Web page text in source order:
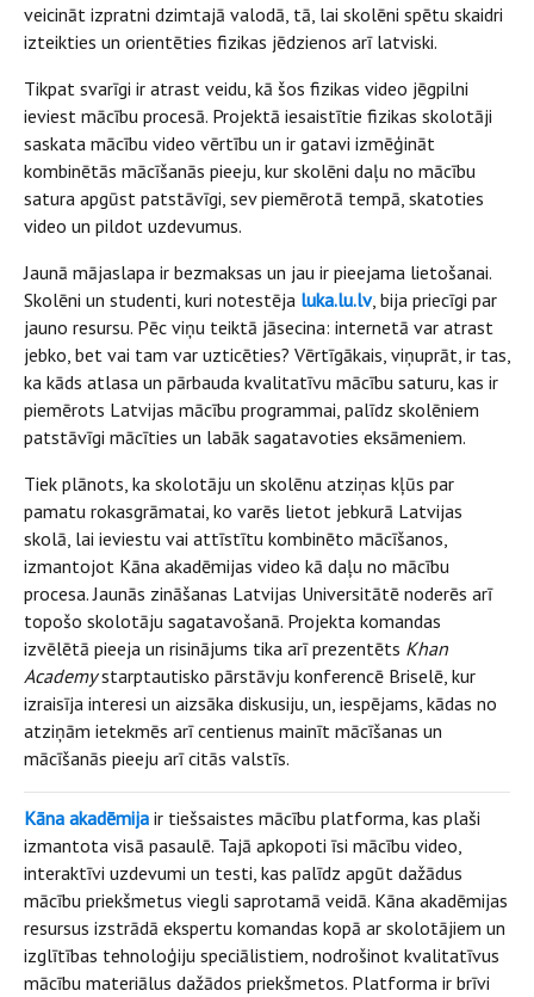
veicināt izpratni dzimtajā valodā, tā, lai skolēni spētu skaidri
izteikties un orientēties fizikas jēdzienos arī latviski.
Tikpat svarīgi ir atrast veidu, kā šos fizikas video jēgpilni
ieviest mācību procesā. Projektā iesaistītie fizikas skolotāji
saskata mācību video vērtību un ir gatavi izmēģināt
kombinētās mācīšanās pieeju, kur skolēni daļu no mācību
satura apgūst patstāvīgi, sev piemērotā tempā, skatoties
video un pildot uzdevumus.
Jaunā mājaslapa ir bezmaksas un jau ir pieejama lietošanai.
Skolēni un studenti, kuri notestēja luka.lu.lv, bija priecīgi par
jauno resursu. Pēc viņu teiktā jāsecina: internetā var atrast
jebko, bet vai tam var uzticēties? Vērtīgākais, viņuprāt, ir tas,
ka kāds atlasa un pārbauda kvalitatīvu mācību saturu, kas ir
piemērots Latvijas mācību programmai, palīdz skolēniem
patstāvīgi mācīties un labāk sagatavoties eksāmeniem.
Tiek plānots, ka skolotāju un skolēnu atziņas kļūs par
pamatu rokasgrāmatai, ko varēs lietot jebkurā Latvijas
skolā, lai ieviestu vai attīstītu kombinēto mācīšanos,
izmantojot Kāna akadēmijas video kā daļu no mācību
procesa. Jaunās zināšanas Latvijas Universitātē noderēs arī
topošo skolotāju sagatavošanā. Projekta komandas
izvēlētā pieeja un risinājums tika arī prezentēts Khan
Academystarptautisko pārstāvju konferencē Briselē, kur
izraisīja interesi un aizsāka diskusiju, un, iespējams, kādas no
atziņām ietekmēs arī centienus mainīt mācīšanas un
mācīšanās pieeju arī citās valstīs.
Kāna akadēmija ir tiešsaistes mācību platforma, kas plaši
izmantota visā pasaulē. Tajā apkopoti īsi mācību video,
interaktīvi uzdevumi un testi, kas palīdz apgūt dažādus
mācību priekšmetus viegli saprotamā veidā. Kāna akadēmijas
resursus izstrādā ekspertu komandas kopā ar skolotājiem un
izglītības tehnoloģiju speciālistiem, nodrošinot kvalitatīvus
mācību materiālus dažādos priekšmetos. Platforma ir brīvi